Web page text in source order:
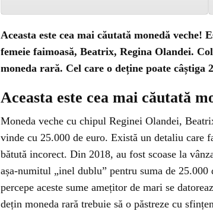
Aceasta este cea mai căutată monedă veche!
femeie faimoasă, Beatrix, Regina Olandei.
moneda rară. Cel care o deține poate câștiga
Aceasta este cea mai căutată
Moneda veche cu chipul Reginei Olandei,
vinde cu 25.000 de euro. Există un detaliu care
bătută incorect. Din 2018, au fost scoase la
așa-numitul „inel dublu” pentru suma de
percepe aceste sume amețitor de mari se
dețin moneda rară trebuie să o păstreze cu